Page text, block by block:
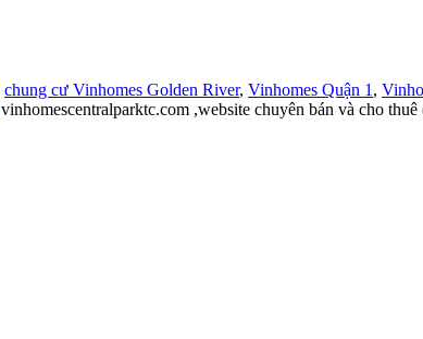
chung cư Vinhomes Golden River, Vinhomes Quận 1 ,
vinhomescentralparktc.com ,website chuyên bán và cho thuê